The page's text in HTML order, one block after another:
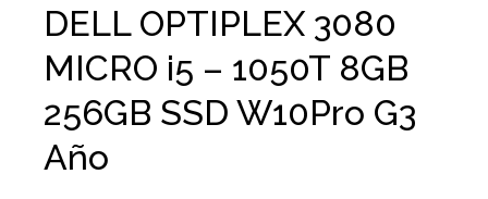
DELL OPTIPLEX 3080
MICRO i5 – 1050T 8GB
256GB SSD W10Pro G3
Año